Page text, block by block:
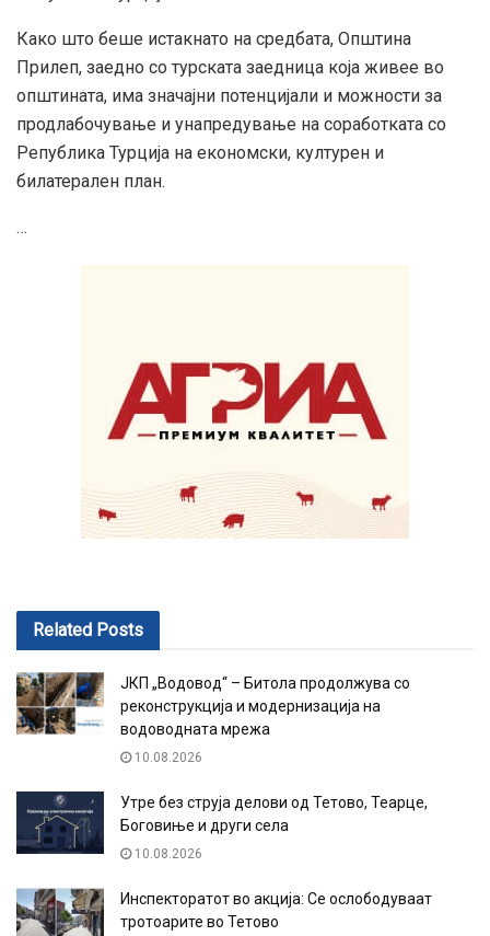
Како што беше истакнато на средбата, Општина
Прилеп, заедно со турската заедница која живее во
општината, има значајни потенцијали и можности за
продлабочување и унапредување на соработката со
Република Турција на економски, културен и
билатерален план.
…
Related Posts
ЈКП „Водовод“ – Битола продолжува со
реконструкција и модернизација на
водоводната мрежа
10.08.2026
Утре без струја делови од Тетово, Теарце,
Боговиње и други села
10.08.2026
Инспекторатот во акција: Се ослободуваат
тротоарите во Тетово